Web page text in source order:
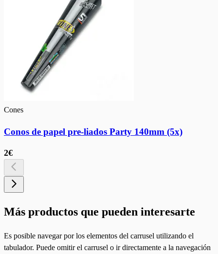
Cones
Conos de papel pre-liados Party 140mm (5x)
2€
Más productos que pueden interesarte
Es posible navegar por los elementos del carrusel utilizando el
tabulador. Puede omitir el carrusel o ir directamente a la navegación